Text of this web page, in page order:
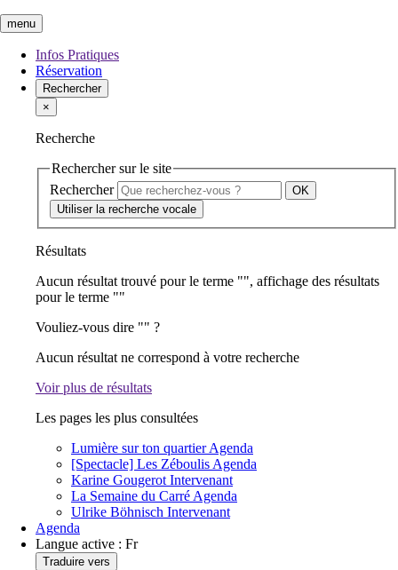
menu
Infos Pratiques
Réservation
Rechercher
×
Recherche
Rechercher sur le site
Rechercher
Utiliser la recherche vocale
Résultats
Aucun résultat trouvé pour le terme "", affichage des résultats
pour le terme ""
Vouliez-vous dire "" ?
Aucun résultat ne correspond à votre recherche
Voir plus de résultats
Les pages les plus consultées
Lumière sur ton quartier Agenda
[Spectacle] Les Zéboulis Agenda
Karine Gougerot Intervenant
La Semaine du Carré Agenda
Ulrike Böhnisch Intervenant
Agenda
Langue active : Fr
Traduire vers